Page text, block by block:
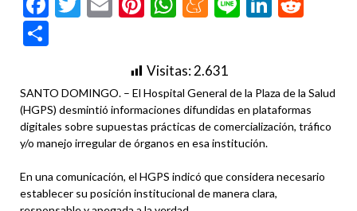
Visitas:2.631
SANTO DOMINGO. – El Hospital General de la Plaza de la Salud
(HGPS) desmintió informaciones difundidas en plataformas
digitales sobre supuestas prácticas de comercialización, tráfico
y/o manejo irregular de órganos en esa institución.
En una comunicación, el HGPS indicó que considera necesario
establecer su posición institucional de manera clara,